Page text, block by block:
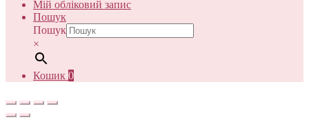
Мій обліковий запис
Пошук
Пошук
×
Кошик 0